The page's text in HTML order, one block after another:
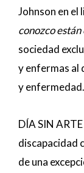
Johnson en el
conozco
sociedad
y enfermas al
y enfermedad.
DÍA SIN
discapacidad
de una